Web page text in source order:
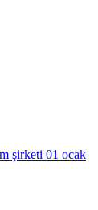
şirketi 01 ocak